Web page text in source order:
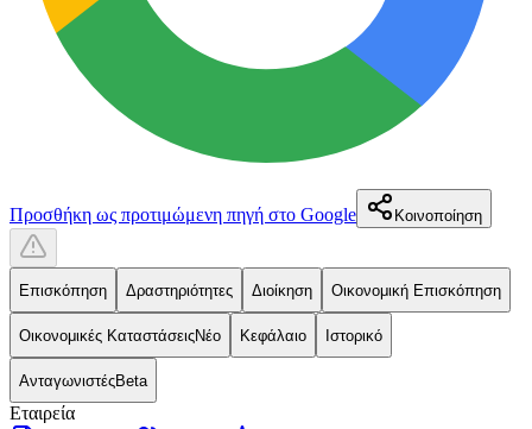
Προσθήκη ως προτιμώμενη πηγή στο Google Κοινοποίηση
Επισκόπηση Δραστηριότητες Διοίκηση Οικονομική Επισκόπηση
Οικονομικές ΚαταστάσειςΝέο Κεφάλαιο Ιστορικό
ΑνταγωνιστέςBeta
Εταιρεία